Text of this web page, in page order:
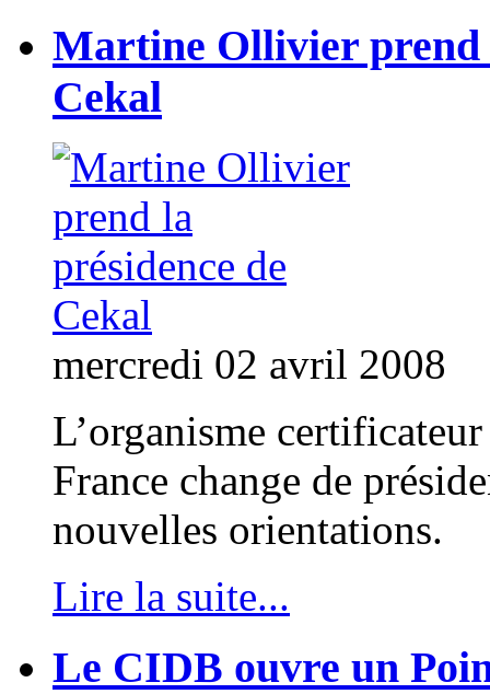
Martine Ollivier prend
Cekal
mercredi 02 avril 2008
L’organisme
France change de
nouvelles orientations.
Lire la suite...
Le CIDB ouvre un